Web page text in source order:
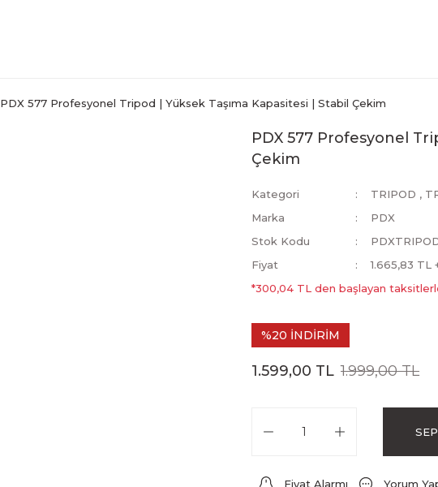
PDX 577 Profesyonel Tripod | Yüksek Taşıma Kapasitesi | Stabil Çekim
PDX 577 Profesyonel
Çekim
Kategori TRIPOD ,
Marka
PDX
Stok Kodu
Fiyat
1.665,83 TL
*300,04 TL den başlayan
%20 İNDİRİM
1.599,00 TL 1.999,00 TL
Fiyat Alarmı Yorum